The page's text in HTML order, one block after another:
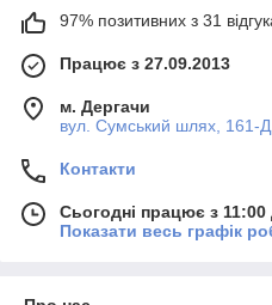
97% позитивних з 31
Працює з 27.09.2013
м. Дергачи
вул. Сумський шлях, 161-
Контакти
Сьогодні працює з 11:00
Показати весь графік